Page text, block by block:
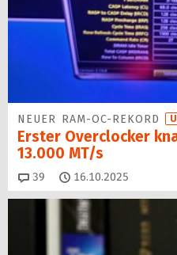
NEUER RAM-OC-REKORD
Erster Overclocker
13.000 MT/s
39 Kommentare
16.10.2025